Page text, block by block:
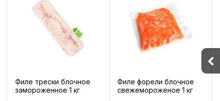
Филе трески блочное
замороженное 1 кг
Филе форели блочное
свежемороженое 1 кг